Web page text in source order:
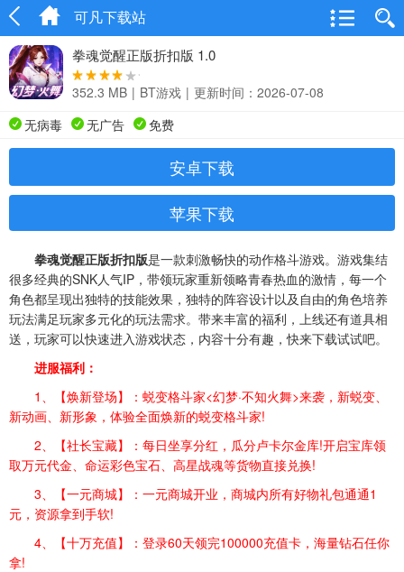
可凡下载站
拳魂觉醒正版折扣版 1.0
352.3 MB | BT游戏 | 更新时间：2026-07-08
无病毒
无广告 免费
安卓下载
苹果下载
拳魂觉醒正版折扣版是一款刺激畅快的动作格斗游戏。游戏集结
很多经典的SNK人气IP，带领玩家重新领略青春热血的激情，每一个
角色都呈现出独特的技能效果，独特的阵容设计以及自由的角色培养
玩法满足玩家多元化的玩法需求。带来丰富的福利，上线还有道具相
送，玩家可以快速进入游戏状态，内容十分有趣，快来下载试试吧。
进服福利：
1、【焕新登场】：蜕变格斗家<幻梦·不知火舞>来袭，新蜕变、
新动画、新形象，体验全面焕新的蜕变格斗家!
2、【社长宝藏】：每日坐享分红，瓜分卢卡尔金库!开启宝库领
取万元代金、命运彩色宝石、高星战魂等货物直接兑换!
3、【一元商城】：一元商城开业，商城内所有好物礼包通通1
元，资源拿到手软!
4、【十万充值】：登录60天领完100000充值卡，海量钻石任你
拿!